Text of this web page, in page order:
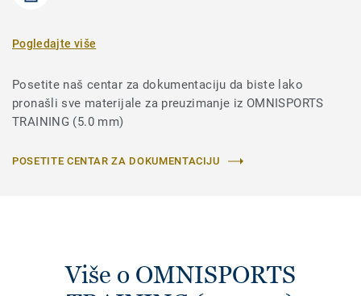
Pogledajte više
Posetite naš centar za dokumentaciju da biste lako
pronašli sve materijale za preuzimanje iz OMNISPORTS
TRAINING (5.0 mm)
POSETITE CENTAR ZA DOKUMENTACIJU
Više o OMNISPORTS